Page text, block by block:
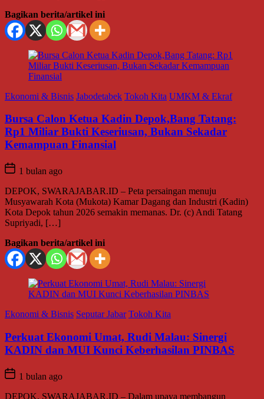
Bagikan berita/artikel ini
Ekonomi & Bisnis Jabodetabek Tokoh Kita UMKM & Ekraf
Bursa Calon Ketua Kadin Depok,Bang Tatang:
Rp1 Miliar Bukti Keseriusan, Bukan Sekadar
Kemampuan Finansial
1 bulan ago
DEPOK, SWARAJABAR.ID – Peta persaingan menuju
Musyawarah Kota (Mukota) Kamar Dagang dan Industri (Kadin)
Kota Depok tahun 2026 semakin memanas. Dr. (c) Andi Tatang
Supriyadi, […]
Bagikan berita/artikel ini
Ekonomi & Bisnis Seputar Jabar Tokoh Kita
Perkuat Ekonomi Umat, Rudi Malau: Sinergi
KADIN dan MUI Kunci Keberhasilan PINBAS
1 bulan ago
DEPOK, SWARAJABAR.ID – Dalam upaya membangun